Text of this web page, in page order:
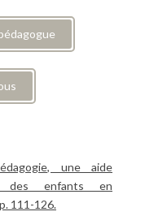
une aide
des enfants en
111-126.